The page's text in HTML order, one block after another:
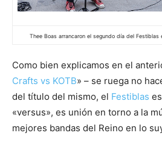
Thee Boas arrancaron el segundo día del
Como bien explicamos en el
Crafts vs KOTB» – se ruega no
del título del mismo, el Festiblas
«versus», es unión en torno a la
mejores bandas del Reino en lo